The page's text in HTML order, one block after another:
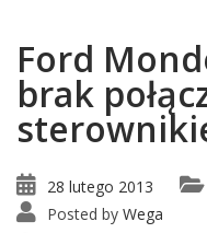
Ford
brak
28 lutego 2013
Posted by Wega